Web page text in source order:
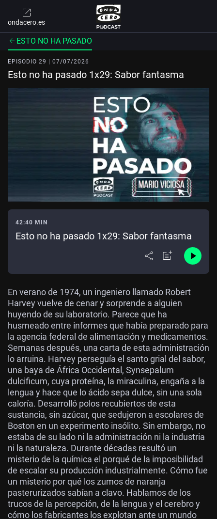
ondacero.es
ESTO NO HA PASADO
EPISODIO 29 | 07/07/2026
Esto no ha pasado 1x29: Sabor fantasma
42:40 MIN
Esto no ha pasado 1x29: Sabor fantasma
En verano de 1974, un ingeniero llamado Robert
Harvey vuelve de cenar y sorprende a alguien
huyendo de su laboratorio. Parece que ha
husmeado entre informes que había preparado para
la agencia federal de alimentación y medicamentos.
Semanas después, una carta de esta administración
lo arruina. Harvey perseguía el santo grial del sabor,
una baya de África Occidental, Synsepalum
dulcificum, cuya proteína, la miraculina, engaña a la
lengua y hace que lo ácido sepa dulce, sin una sola
caloría. Desarrolló polos recubiertos de esta
sustancia, sin azúcar, que sedujeron a escolares de
Boston en un experimento insólito. Sin embargo, no
estaba de su lado ni la administración ni la industria
ni la naturaleza. Durante décadas resultó un
misterio de la química el porqué de la imposibilidad
de escalar su producción industrialmente. Cómo fue
un misterio por qué los zumos de naranja
pasterurizados sabían a clavo. Hablamos de los
trucos de la percepción, de la lengua y el cerebro y
cómo los fabricantes los explotan ante un mundo